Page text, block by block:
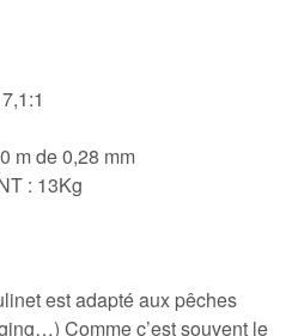
m de 0,28 mm
: 13Kg
est adapté aux pêches
Comme c’est souvent le